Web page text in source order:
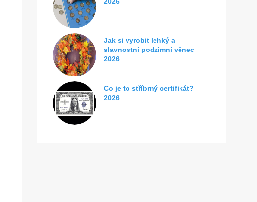
Jak si vyrobit lehký a
slavnostní podzimní věnec
2026
Co je to stříbrný certifikát?
2026